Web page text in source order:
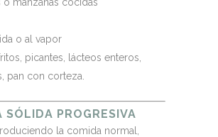
o al vapor
picantes, lácteos enteros,
pan con corteza.
SÓLIDA PROGRESIVA
la comida normal,